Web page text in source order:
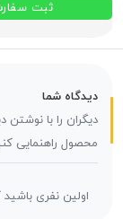
ثبت
دیدگاه شما
دیگران را با نوشتن
محصول راهنمایی
اولین نفری